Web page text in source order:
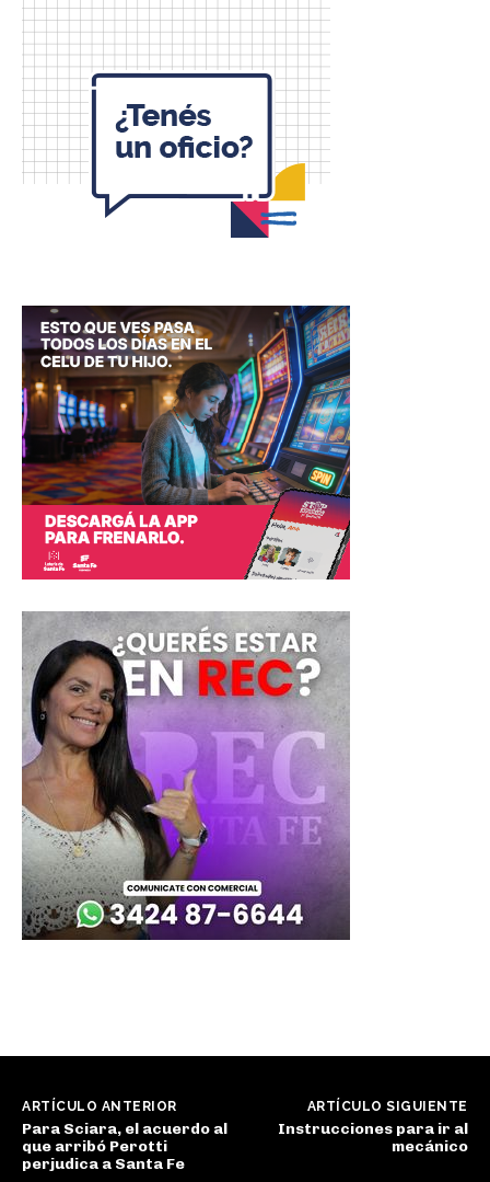
ARTÍCULO ANTERIOR
Para Sciara, el acuerdo al
que arribó Perotti
perjudica a Santa Fe
ARTÍCULO SIGUIENTE
Instrucciones para ir al
mecánico